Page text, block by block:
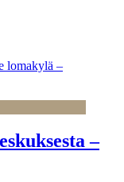
lomakylä –
–